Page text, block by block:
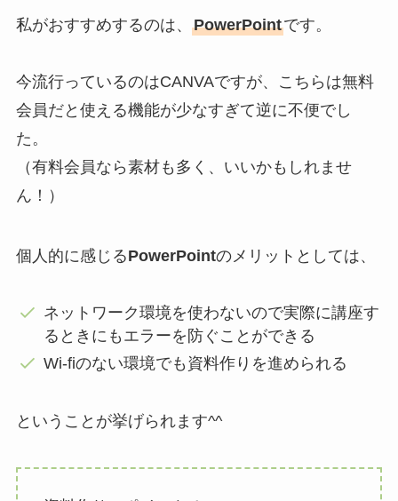
私がおすすめするのは、 PowerPointです。
今流行っているのはCANVAですが、こちらは無料
会員だと使える機能が少なすぎて逆に不便でし
た。
（有料会員なら素材も多く、いいかもしれませ
ん！）
個人的に感じるPowerPointのメリットとしては、
ネットワーク環境を使わないので実際に講座す
るときにもエラーを防ぐことができる
Wi-fiのない環境でも資料作りを進められる
ということが挙げられます^^